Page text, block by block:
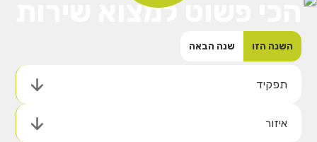
הכי פשוט למצוא שירות
השנה הזו שנה הבאה
תפקיד
איזור